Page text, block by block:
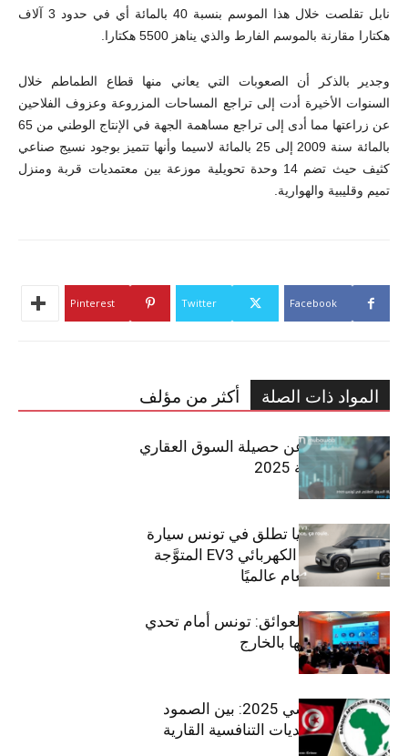
نابل تقلصت خلال هذا الموسم بنسبة 40 بالمائة أي في حدود 3 آلاف
هكتارا مقارنة بالموسم الفارط والذي يناهز 5500 هكتارا.
وجدير بالذكر أن الصعوبات التي يعاني منها قطاع الطماطم خلال
السنوات الأخيرة أدت إلى تراجع المساحات المزروعة وعزوف الفلاحين
عن زراعتها مما أدى إلى تراجع مساهمة الجهة في الإنتاج الوطني من 65
بالمائة سنة 2009 إلى 25 بالمائة لاسيما وأنها تتميز بوجود نسيج صناعي
كثيف حيث تضم 14 وحدة تحويلية موزعة بين معتمديات قربة ومنزل
تميم وقليبية والهوارية.
Facebook
Twitter
Pinterest
المواد ذات الصلة أكثر من مؤلف
مبوب تكشف عن حصيلة السوق العقاري
في تونس لسنة 2025
سيتي كارز – كيا تطلق في تونس سيارة
الـدفع الرباعي الكهربائي EV3 المتوَّجة
بلقب سيارة العام عالميًا
بين الطموح والعوائق: تونس أمام تحدي
استعادة كفاءاتها بالخارج
الاقتصاد التونسي 2025: بين الصمود
الاجتماعي وتحديات التنافسية القارية